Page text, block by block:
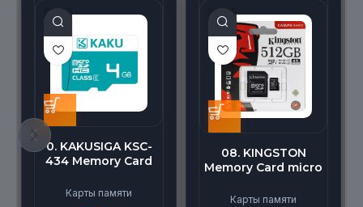
0. KAKUSIGA KSC-
434 Memory Card
High Speed (4G)
Карты памяти
08. KINGSTON
Memory Card micro
Карты памяти